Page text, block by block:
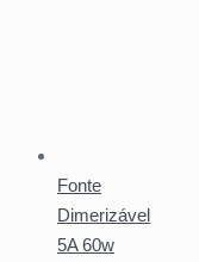
Fonte
Dimerizável
5A 60w